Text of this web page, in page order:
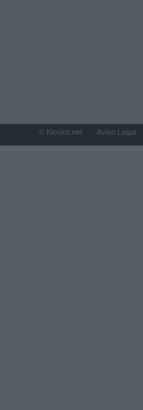
© Kiosko.net Aviso Legal